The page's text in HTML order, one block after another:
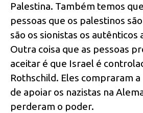
Palestina. Também temos
pessoas que os palestinos
são os sionistas os autênticos
Outra coisa que as pessoas
aceitar é que Israel é
Rothschild. Eles compraram
de apoiar os nazistas na
perderam o poder.